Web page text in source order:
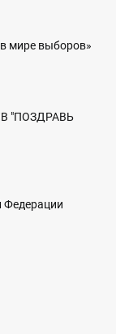
мире выборов»
"ПОЗДРАВЬ
Федерации